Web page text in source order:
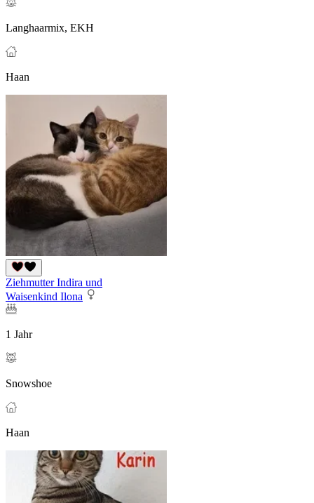
Langhaarmix, EKH
Haan
Ziehmutter Indira und
Waisenkind Ilona
1 Jahr
Snowshoe
Haan